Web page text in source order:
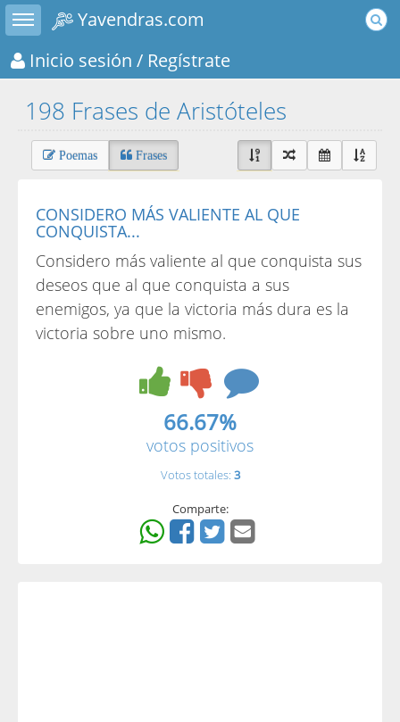
Toggle sidebar
Yavendras.com
Inicio sesión / Regístrate
198 Frases de Aristóteles
Poemas Frases
CONSIDERO MÁS VALIENTE AL QUE
CONQUISTA...
Considero más valiente al que conquista sus
deseos que al que conquista a sus
enemigos, ya que la victoria más dura es la
victoria sobre uno mismo.
66.67%
votos positivos
Votos totales: 3
Comparte: